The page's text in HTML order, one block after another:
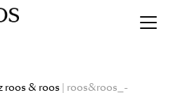
roos & roos | roos&roos_-